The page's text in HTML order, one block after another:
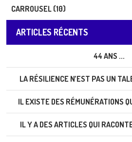
CARROUSEL (10)
ARTICLES RÉCENTS
44 ANS ...
LA RÉSILIENCE N’EST PAS UN
IL EXISTE DES RÉMUNÉRATIONS
IL Y A DES ARTICLES QUI